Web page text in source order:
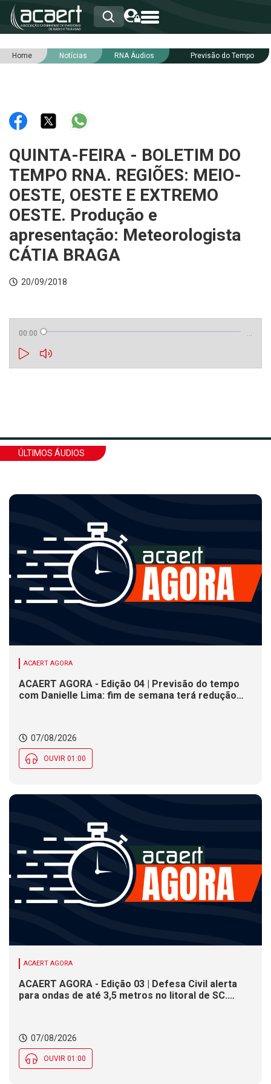
HOME
RNA
NOTÍCIAS
INTEGRIDADE
Home Notícias RNA Áudios Previsão do Tempo
QUINTA-FEIRA - BOLETIM DO
TEMPO RNA. REGIÕES: MEIO-
OESTE, OESTE E EXTREMO
OESTE. Produção e
apresentação: Meteorologista
CÁTIA BRAGA
20/09/2018
00:00 …
ÚLTIMOS ÁUDIOS
ACAERT AGORA
ACAERT AGORA - Edição 04 | Previsão do tempo
com Danielle Lima: fim de semana terá redução
07/08/2026
OUVIR 01:00
ACAERT AGORA
ACAERT AGORA - Edição 03 | Defesa Civil alerta
para ondas de até 3,5 metros no litoral de SC.
07/08/2026
OUVIR 01:00